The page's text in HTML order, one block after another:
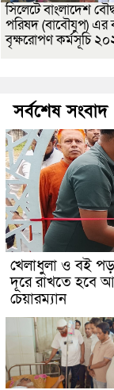
সিলেটে বাংলাদেশ
পরিষদ (বাবৌযুপ) এর
বৃক্ষরোপণ কর্মসূচি
সর্বশেষ সংবাদ
খেলাধুলা ও বই
দূরে রাখতে হবে
চেয়ারম্যান